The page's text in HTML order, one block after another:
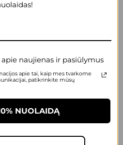
super!naujienas ir pasiūlymus
apie tai, kaip mes tvarkome
patikrinkite mūsų
NUOLAIDĄ